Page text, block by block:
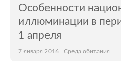
Особенности
иллюминации в
1 апреля
7 января 2016 Среда обитания